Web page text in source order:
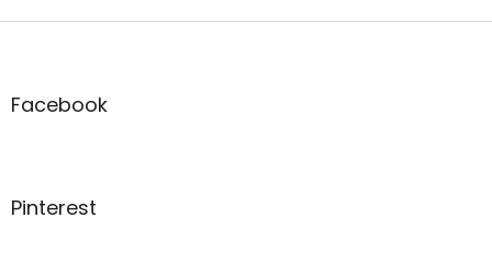
Z
aFacebook
Pinterest